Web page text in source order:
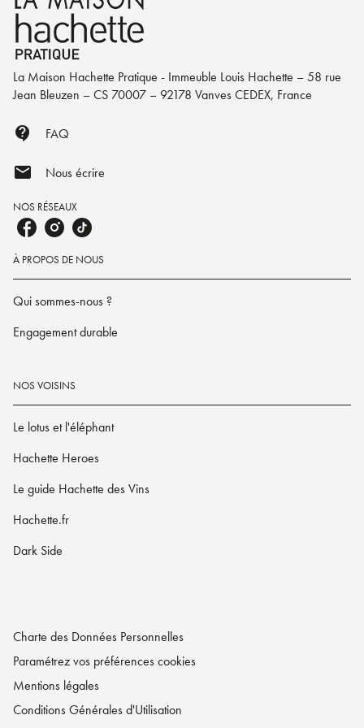
La Maison Hachette Pratique - Immeuble Louis Hachette – 58 rue
Jean Bleuzen – CS 70007 – 92178 Vanves CEDEX, France
contact_support FAQ
mail Nous écrire
NOS RÉSEAUX
À PROPOS DE NOUS
Qui sommes-nous ?
Engagement durable
NOS VOISINS
Le lotus et l'éléphant
Hachette Heroes
Le guide Hachette des Vins
Hachette.fr
Dark Side
Charte des Données Personnelles
Paramétrez vos préférences cookies
Mentions légales
Conditions Générales d'Utilisation